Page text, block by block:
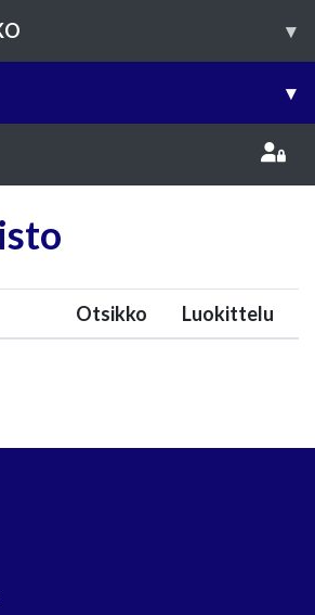
▾
▾
Otsikko Luokittelu